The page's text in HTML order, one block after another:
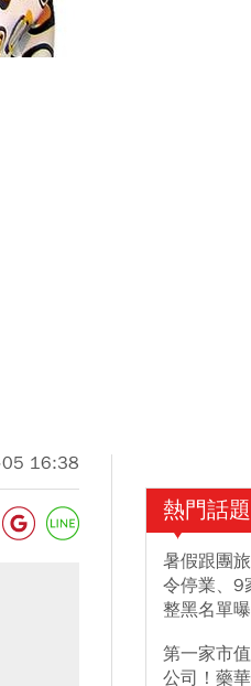
16:38
熱門話題
暑假跟團
令停業、
整黑名單
第一家市
公司！藥